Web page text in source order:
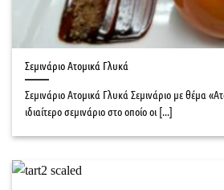
Σεμινάριο Ατομικά Γλυκά
Σεμινάριο Ατομικά Γλυκά Σεμινάριο με θέμα
ιδιαίτερο σεμινάριο στο οποίο οι [...]